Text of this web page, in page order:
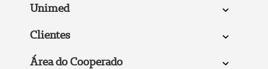
Unimed
Clientes
Área do Cooperado